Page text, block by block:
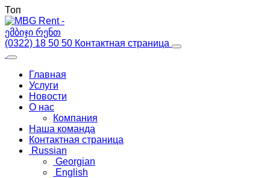
Топ
(0322) 18 50 50 Контактная страница
Главная
Услуги
Новости
О нас
Компания
Наша команда
Контактная страница
Russian
Georgian
English